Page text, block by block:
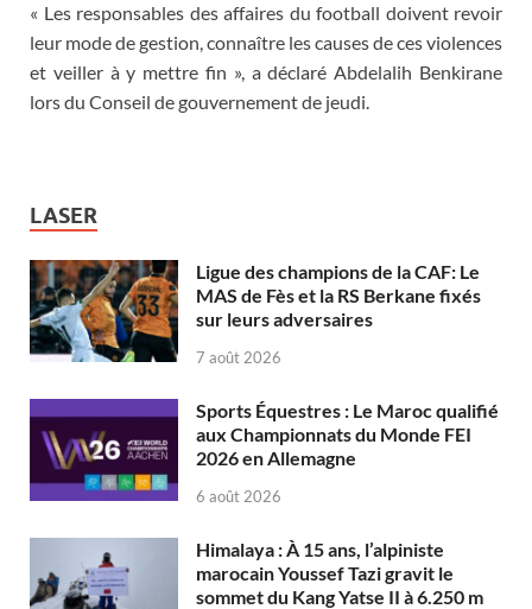
« Les responsables des affaires du football doivent revoir
leur mode de gestion, connaître les causes de ces violences
et veiller à y mettre fin », a déclaré Abdelalih Benkirane
lors du Conseil de gouvernement de jeudi.
LASER
Ligue des champions de la CAF: Le
MAS de Fès et la RS Berkane fixés
sur leurs adversaires
7 août 2026
Sports Équestres : Le Maroc qualifié
aux Championnats du Monde FEI
2026 en Allemagne
6 août 2026
Himalaya : À 15 ans, l’alpiniste
marocain Youssef Tazi gravit le
sommet du Kang Yatse II à 6.250 m